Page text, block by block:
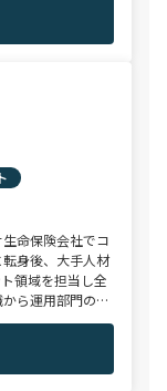
命保険会社でコ
身後、大手人材
領域を担当し全
ら運用部門の専
験者/未経験者を